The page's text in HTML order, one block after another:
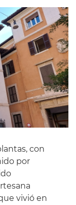
con
por
vivió en